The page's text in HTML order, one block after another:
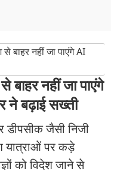
बाहर नहीं जा पाएंगे AI
नहीं जा पाएंगे
ने बढ़ाई सख्ती
डीपसीक जैसी निजी
यात्राओं पर कड़े
को विदेश जाने से